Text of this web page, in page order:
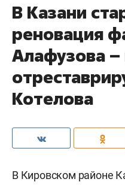
В Казани
реновация
Алафузова
Котелова
В Кировском районе